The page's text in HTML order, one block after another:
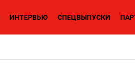
ИНТЕРВЬЮ СПЕЦВЫПУСКИ